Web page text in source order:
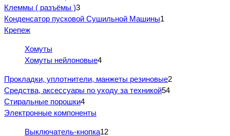
Клеммы ( разъёмы )3
Конденсатор пусковой Сушильной Машины1
Крепеж
Хомуты
Хомуты нейлоновые4
Прокладки, уплотнители, манжеты резиновые2
Средства, аксессуары по уходу за техникой54
Стиральные порошки4
Электронные компоненты
Выключатель-кнопка12